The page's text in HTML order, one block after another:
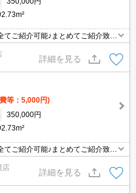
ご紹介可能♪まとめてご紹介致し
お部屋探しはタウンハウジングま
詳細を見る
等：5,000円)
350,000円
ご紹介可能♪まとめてご紹介致し
お部屋探しはタウンハウジングま
店
詳細を見る